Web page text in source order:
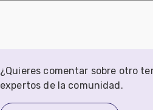
¿Quieres comentar sobre otro
expertos de la comunidad.